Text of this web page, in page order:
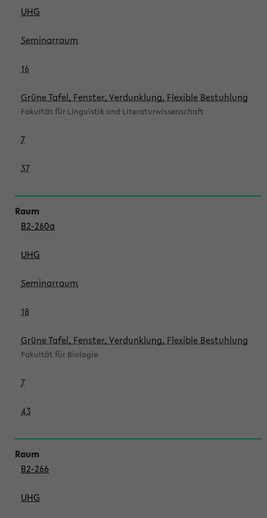
UHG
Seminarraum
16
Grüne Tafel, Fenster, Verdunklung, Flexible Bestuhlung
Fakultät für Linguistik und Literaturwissenschaft
7
37
B2-260a
UHG
Seminarraum
18
Grüne Tafel, Fenster, Verdunklung, Flexible Bestuhlung
Fakultät für Biologie
7
43
B2-266
UHG